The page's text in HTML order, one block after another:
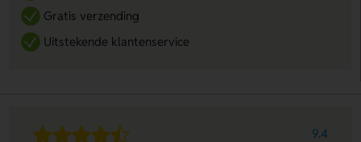
Gratis verzending
Uitstekende klantenservice
9.4